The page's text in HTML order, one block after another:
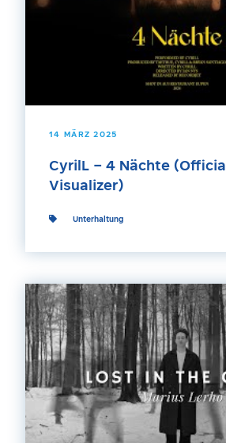
14 MÄRZ 2025
CyrilL – 4 Nächte (Official
Visualizer)
Unterhaltung